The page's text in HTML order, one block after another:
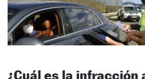
¿Cuál es la infracción